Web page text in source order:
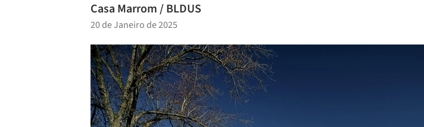
Casa Marrom / BLDUS
20 de Janeiro de 2025